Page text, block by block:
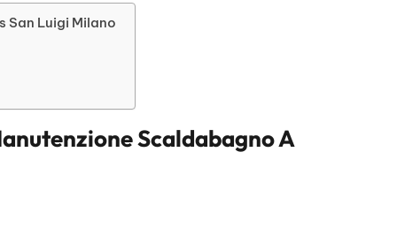
San Luigi Milano
Scaldabagno A